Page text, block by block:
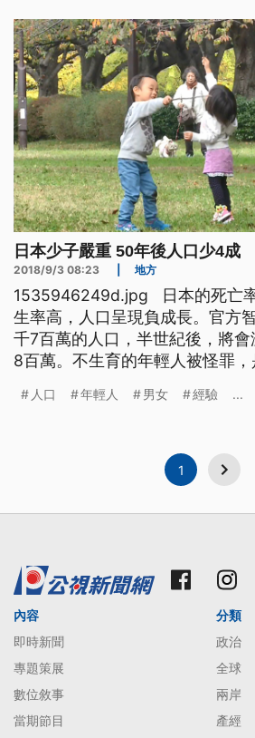
裡，週六被警方發現時，已經幾
里長說，「她都不承認啊，她
日本少子嚴重 50年後人口少4成
2018/9/3 08:23 地方
1535946249d.jpg 日本的死亡
生率高，人口呈現負成長。官方
千7百萬的人口，半世紀後，將
8百萬。不生育的年輕人被怪罪，
問題。 歌舞伎町有東京最著名的
人口 年輕人 男女 經驗 ...
1
內容
即時新聞
專題策展
數位敘事
當期節目
分類
政治
全球
兩岸
產經